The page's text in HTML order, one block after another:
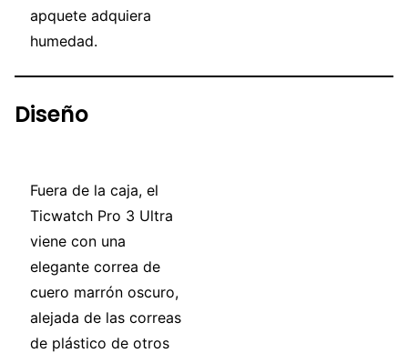
apquete adquiera
humedad.
Diseño
Fuera de la caja, el
Ticwatch Pro 3 Ultra
viene con una
elegante correa de
cuero marrón oscuro,
alejada de las correas
de plástico de otros